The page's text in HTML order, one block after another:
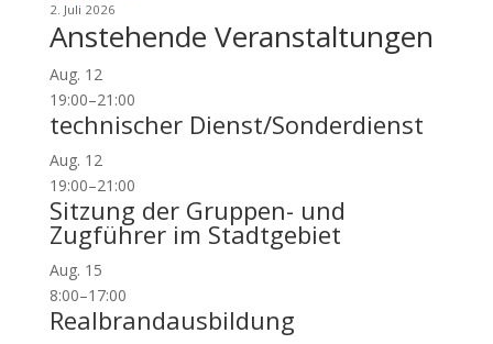
2. Juli 2026
Anstehende Veranstaltungen
Aug. 12
19:00–21:00
technischer Dienst/Sonderdienst
Aug. 12
19:00–21:00
Sitzung der Gruppen- und
Zugführer im Stadtgebiet
Aug. 15
8:00–17:00
Realbrandausbildung